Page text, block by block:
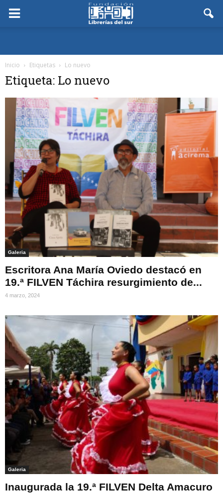
Inicio Etiquetas Lo nuevo
Etiqueta: Lo nuevo
Galeria
Escritora Ana María Oviedo destacó en
19.ª FILVEN Táchira resurgimiento de...
4 marzo, 2024
Galeria
Inaugurada la 19.ª FILVEN Delta Amacuro